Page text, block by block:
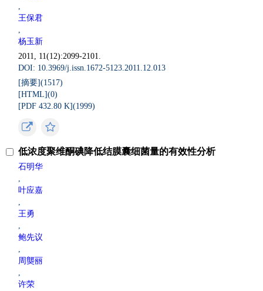
,
王保君
,
杨玉新
2011, 11(12):2099-2101.
DOI: 10.3969/j.issn.1672-5123.2011.12.013
[摘要](1517)
[HTML](0)
[PDF 432.80 K](1999)
低浓度聚维酮碘降低结膜囊细菌量的有效性分析
石明华
,
叶应嘉
,
王勇
,
鲍先议
,
周龑丽
,
许荣